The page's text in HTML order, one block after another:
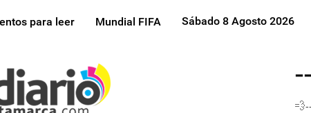
para leer Mundial FIFA Sábado 8 Agosto 2026
💨